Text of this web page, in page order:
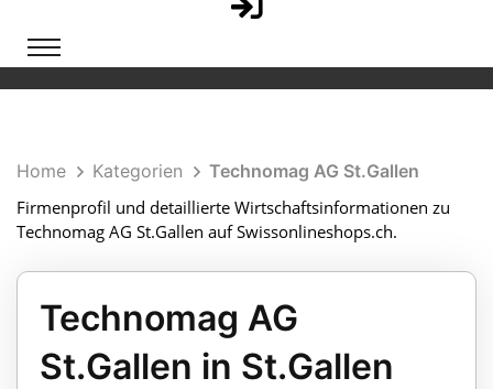
Home Kategorien
Technomag AG St.Gallen
Firmenprofil und detaillierte Wirtschaftsinformationen zu
Technomag AG St.Gallen auf Swissonlineshops.ch.
Technomag AG
St.Gallen in St.Gallen